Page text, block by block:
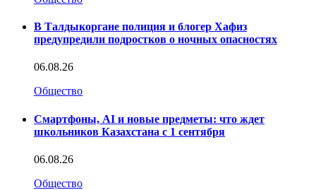
В Талдыкоргане полиция и блогер Хафиз
предупредили подростков о ночных опасностях
06.08.26
Общество
Смартфоны, AI и новые предметы: что ждет
школьников Казахстана с 1 сентября
06.08.26
Общество